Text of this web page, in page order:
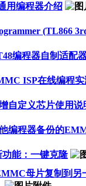
用编程器介绍
(TL866
编程器自制适配
ISP在线编程实
自定义芯片使用说
编程器备份的
能：一键克隆
母片复制到另